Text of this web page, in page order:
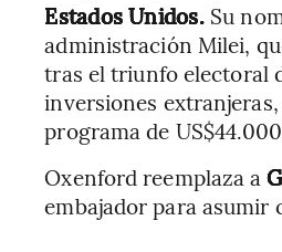
Estados Unidos. Su
administración Milei,
tras el triunfo electoral
inversiones
programa de
Oxenford reemplaza a
embajador para asumir